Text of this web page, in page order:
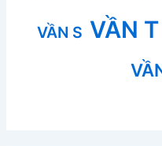
VẦN S VẦN T